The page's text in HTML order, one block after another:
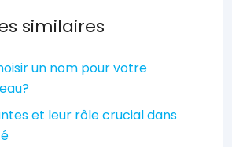
similaires
un nom pour votre
et leur rôle crucial dans